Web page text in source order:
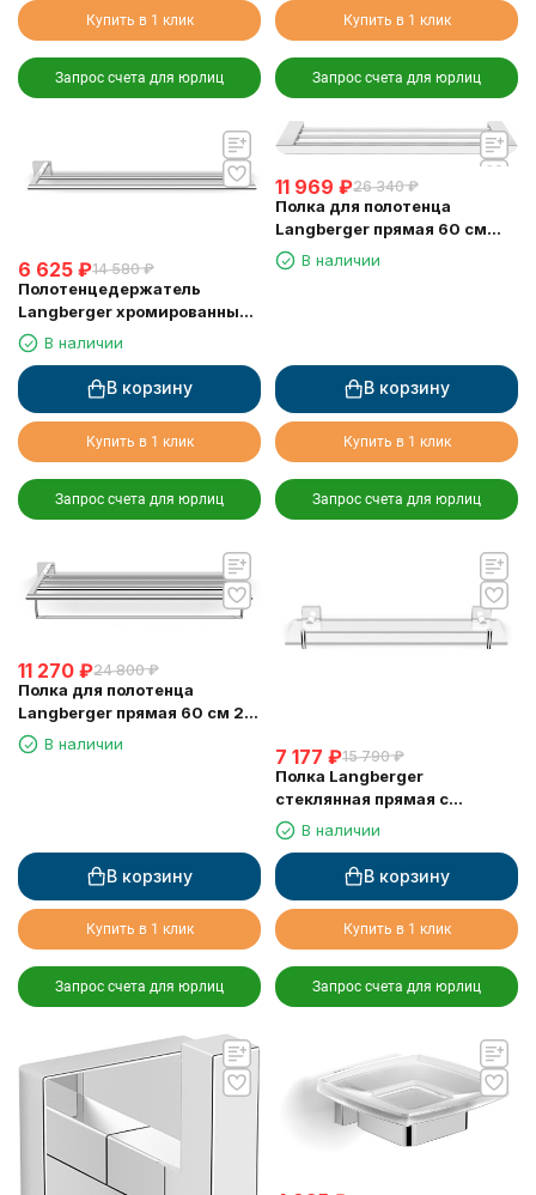
Купить в 1 клик
Запрос счета для юрлиц
Купить в 1 клик
Запрос счета для юрлиц
6 625 ₽14 580 ₽
Полотенцедержатель
Langberger хромированный
к стене двойной 60 см
11802A
В наличии
В корзину
Купить в 1 клик
Запрос счета для юрлиц
11 969 ₽26 340 ₽
Полка для полотенца
Langberger прямая 60 см
11303AВ наличии
В корзину
Купить в 1 клик
Запрос счета для юрлиц
11 270 ₽24 800 ₽
Полка для полотенца
Langberger прямая 60 см 2-х
этажная 11803B
В наличии
В корзину
Купить в 1 клик
Запрос счета для юрлиц
7 177 ₽15 790 ₽
Полка Langberger
стеклянная прямая с
ограничителем 60 см 11851A
В наличии
В корзину
Купить в 1 клик
Запрос счета для юрлиц